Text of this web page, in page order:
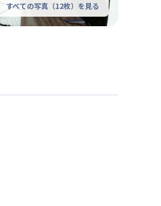
すべての写真（12枚）を見る